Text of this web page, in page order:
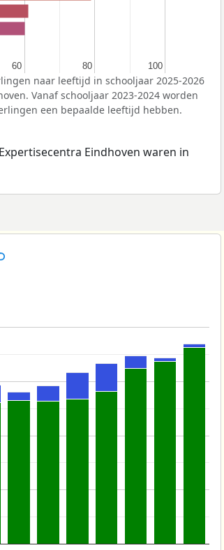
60
60 80
80 100
100
naar leeftijd in schooljaar 2025-2026
Vanaf schooljaar 2023-2024 worden
een bepaalde leeftijd hebben.
Eindhoven waren in